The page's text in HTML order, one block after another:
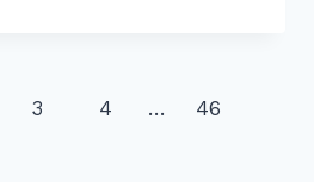
3 4 … 46